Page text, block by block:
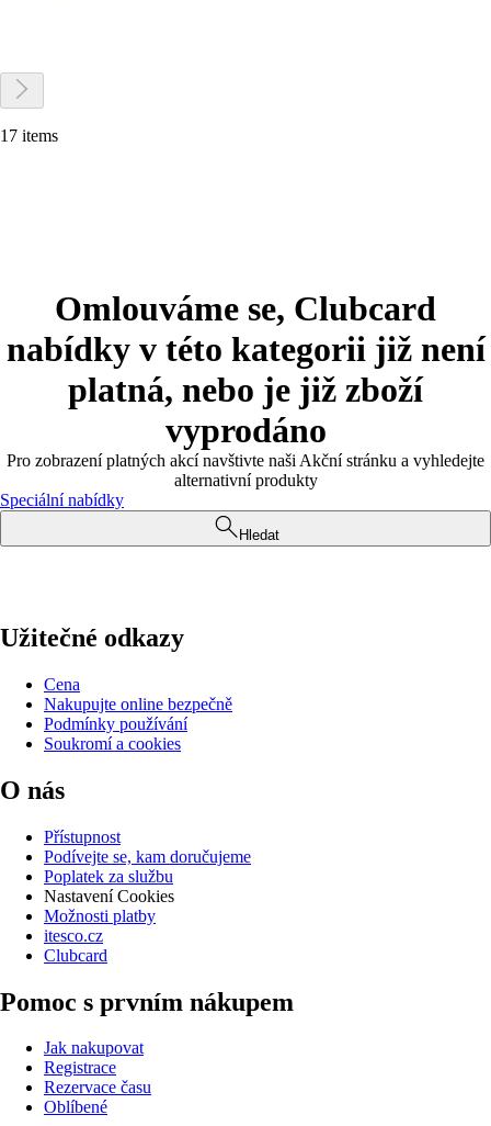
17 items
Omlouváme se, Clubcard
nabídky v této kategorii již není
platná, nebo je již zboží
vyprodáno
Pro zobrazení platných akcí navštivte naši Akční stránku a vyhledejte
alternativní produkty
Speciální nabídky
Hledat
Užitečné odkazy
Cena
Nakupujte online bezpečně
Podmínky používání
Soukromí a cookies
O nás
Přístupnost
Podívejte se, kam doručujeme
Poplatek za službu
Nastavení Cookies
Možnosti platby
itesco.cz
Clubcard
Pomoc s prvním nákupem
Jak nakupovat
Registrace
Rezervace času
Oblíbené